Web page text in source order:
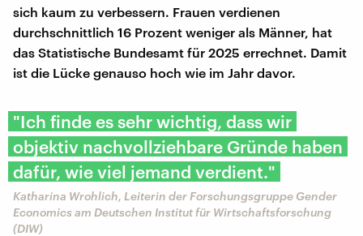
sich kaum zu verbessern. Frauen verdienen
durchschnittlich 16 Prozent weniger als Männer, hat
das Statistische Bundesamt für 2025 errechnet. Damit
ist die Lücke genauso hoch wie im Jahr davor.
"Ich finde es sehr wichtig, dass wir
objektiv nachvollziehbare Gründe haben
dafür, wie viel jemand verdient."
Katharina Wrohlich, Leiterin der Forschungsgruppe Gender
Economics am Deutschen Institut für Wirtschaftsforschung
(DIW)